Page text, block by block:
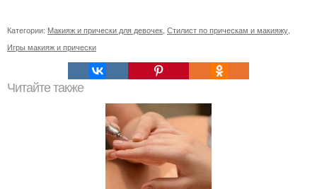
Категории: Макияж и прически для девочек Стилист по прическам и макияжу
Игры макияж и прически
Читайте также